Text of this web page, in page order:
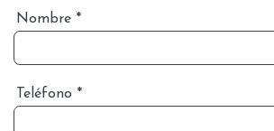
Nombre *
Teléfono *